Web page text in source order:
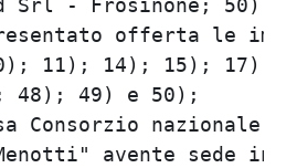
Srl - Frosinone;
presentato offerta
11); 14);
Consorzio
Menotti" avente